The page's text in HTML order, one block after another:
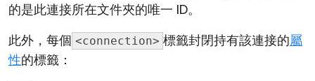
的是此連接所在文件夾的唯一 ID。
此外，每個 <connection> 標籤封閉持有該連接的屬
性的標籤：